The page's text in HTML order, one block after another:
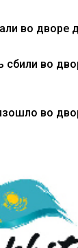
во дворе
сбили во
во